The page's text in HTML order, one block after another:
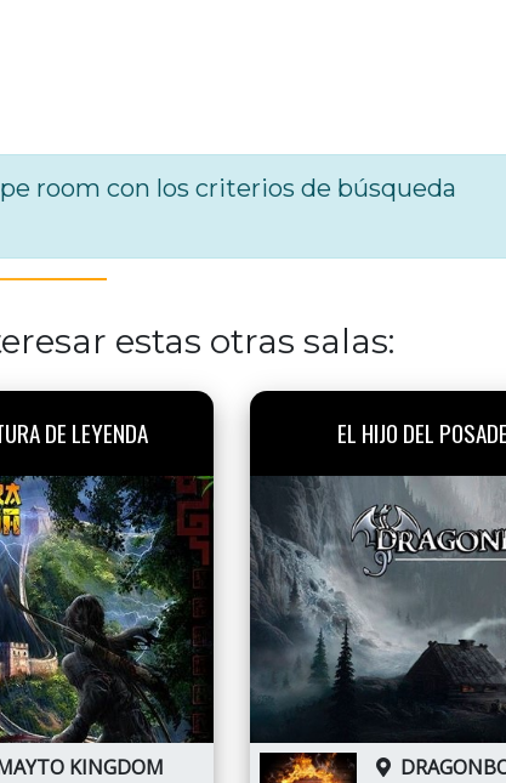
room con los criterios de búsqueda
estas otras salas:
DE LEYENDA
KINGDOM
EL HIJO DEL